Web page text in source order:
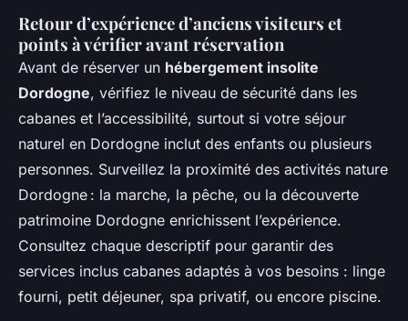
Retour d’expérience d’anciens visiteurs et
points à vérifier avant réservation
Avant de réserver un hébergement insolite
Dordogne, vérifiez le niveau de sécurité dans les
cabanes et l’accessibilité, surtout si votre séjour
naturel en Dordogne inclut des enfants ou plusieurs
personnes. Surveillez la proximité des activités nature
Dordogne : la marche, la pêche, ou la découverte
patrimoine Dordogne enrichissent l’expérience.
Consultez chaque descriptif pour garantir des
services inclus cabanes adaptés à vos besoins : linge
fourni, petit déjeuner, spa privatif, ou encore piscine.